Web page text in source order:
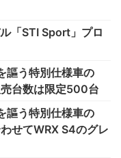
「STI Sport」プロ
謳う特別仕様車の
台数は限定500台
謳う特別仕様車の
せてWRX S4のグレ